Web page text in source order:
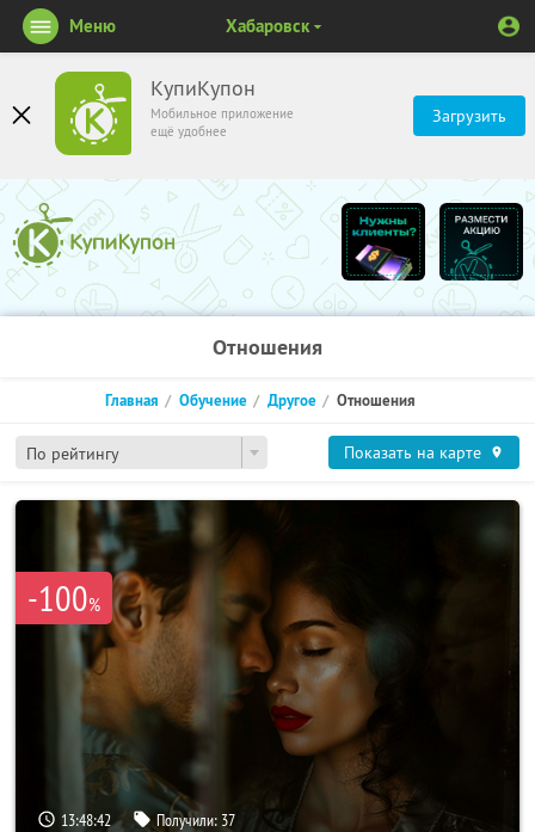
КупиКупон
Мобильное приложение
ещё удобнее
Загрузить
Меню Хабаровск
Отношения
По рейтингу
Главная Обучение Другое Отношения
Показать на карте
-100%
13:48:42 Получили: 37